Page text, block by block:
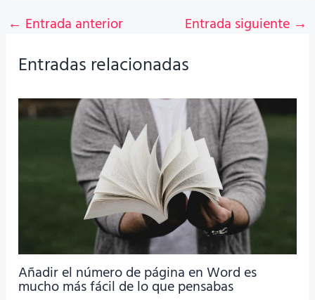
← Entrada anterior Entrada siguiente →
Entradas relacionadas
Añadir el número de página en Word es
mucho más fácil de lo que pensabas